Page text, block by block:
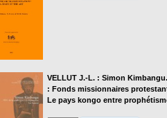
VELLUT J.-L. : Simon
: Fonds missionnaires
Le pays kongo entre